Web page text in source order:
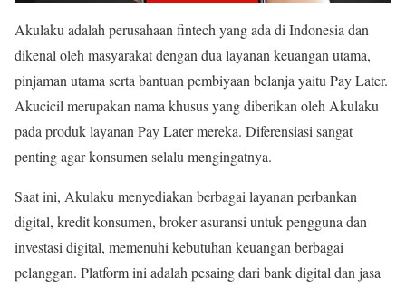
Akulaku adalah perusahaan fintech yang ada di Indonesia dan
dikenal oleh masyarakat dengan dua layanan keuangan utama,
pinjaman utama serta bantuan pembiyaan belanja yaitu Pay Later.
Akucicil merupakan nama khusus yang diberikan oleh Akulaku
pada produk layanan Pay Later mereka. Diferensiasi sangat
penting agar konsumen selalu mengingatnya.
Saat ini, Akulaku menyediakan berbagai layanan perbankan
digital, kredit konsumen, broker asuransi untuk pengguna dan
investasi digital, memenuhi kebutuhan keuangan berbagai
pelanggan. Platform ini adalah pesaing dari bank digital dan jasa